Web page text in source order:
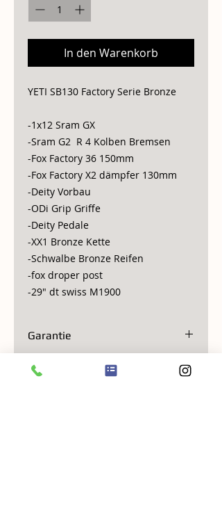
In den Warenkorb
YETI SB130 Factory Serie Bronze
-1x12 Sram GX
-Sram G2 R 4 Kolben Bremsen
-Fox Factory 36 150mm
-Fox Factory X2 dämpfer 130mm
-Deity Vorbau
-ODi Grip Griffe
-Deity Pedale
-XX1 Bronze Kette
-Schwalbe Bronze Reifen
-fox droper post
-29" dt swiss M1900
Garantie
Lebenslang
VERSANDINFO